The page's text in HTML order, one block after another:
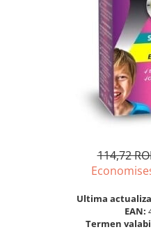
Probiotice si prebiotice
Slabire si control greutate
Somn stres si anxietate
Supliment Calciu
Balsam masca si tratament
Produse cu SPF Pentru Fata
114,72
Ultima
EAN:
Termen